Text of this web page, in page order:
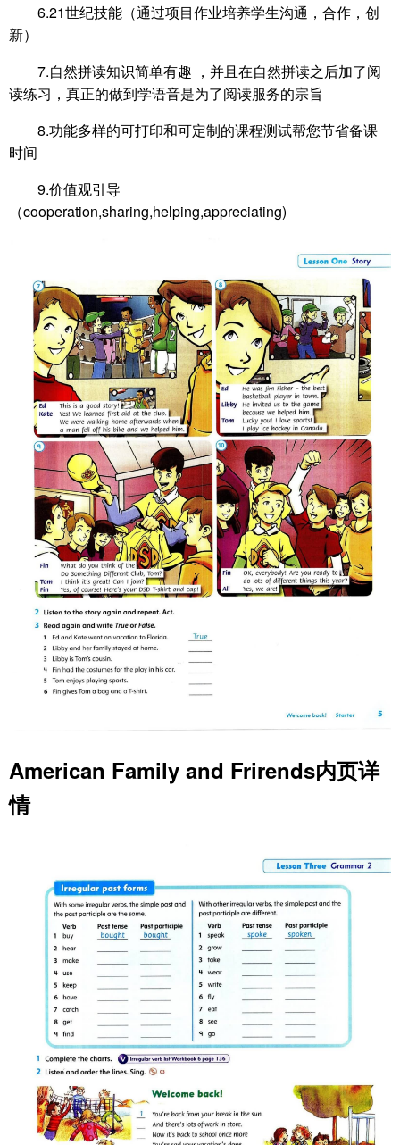
6.21世纪技能（通过项目作业培养学生沟通，合作，创
新）
7.自然拼读知识简单有趣 ，并且在自然拼读之后加了阅
读练习，真正的做到学语音是为了阅读服务的宗旨
8.功能多样的可打印和可定制的课程测试帮您节省备课
时间
9.价值观引导
（cooperation,sharing,helping,appreciating)
American Family and Frirends内页详
情